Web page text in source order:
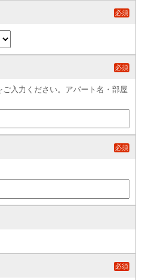
必須
必須
入力ください。アパート名・部屋
必須
必須